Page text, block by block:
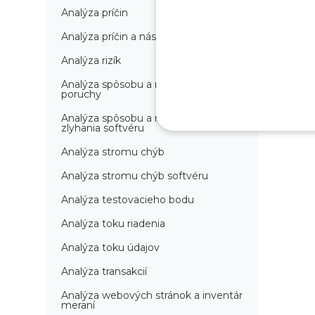
Analýza príčin
Analýza príčin a následkov
Analýza rizík
Analýza spôsobu a následkov
poruchy
Analýza spôsobu a následkov
zlyhania softvéru
Analýza stromu chýb
Analýza stromu chýb softvéru
Analýza testovacieho bodu
Analýza toku riadenia
Analýza toku údajov
Analýza transakcií
Analýza webových stránok a inventár
meraní